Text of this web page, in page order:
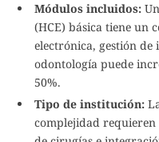
Módulos incluidos:
(HCE) básica tiene un
electrónica, gestión de
odontología puede
50%.
Tipo de institución:
complejidad requieren